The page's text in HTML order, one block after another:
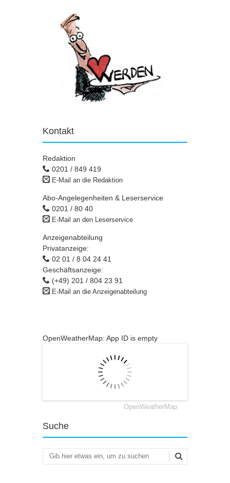
Kontakt
Redaktion
0201 / 849 419
E-Mail an die Redaktion
Abo-Angelegenheiten & Leserservice
0201 / 80 40
E-Mail an den Leserservice
Anzeigenabteilung
Privatanzeige:
02 01 / 8 04 24 41
Geschäftsanzeige:
(+49) 201 / 804 23 91
E-Mail an die Anzeigenabteilung
OpenWeatherMap: App ID is empty
OpenWeatherMap
Suche
Suchen